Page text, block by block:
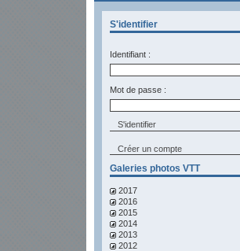
S'identifier
Identifiant :
Mot de passe :
Créer un compte
Galeries photos VTT
2017
2016
2015
2014
2013
2012